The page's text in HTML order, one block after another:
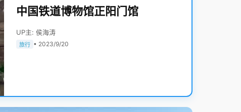
中国铁道博物馆正阳门馆
UP主: 侯海涛
旅行 • 2023/9/20